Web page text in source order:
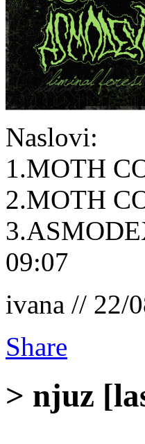
Naslovi:
1.MOTH
2.MOTH
09:07
ivana // 22/
Share
> njuz